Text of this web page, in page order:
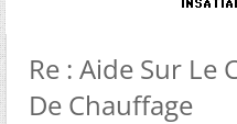
Re : Aide Sur Le
De Chauffage